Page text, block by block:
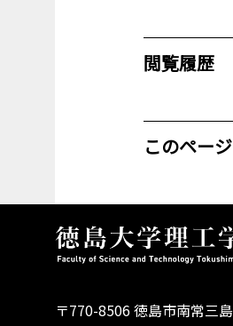
閲覧履歴
このペー
〒770-8506 徳島市南常三